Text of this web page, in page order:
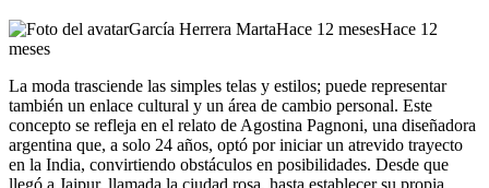
García Herrera MartaHace 12 mesesHace 12
meses
La moda trasciende las simples telas y estilos; puede representar
también un enlace cultural y un área de cambio personal. Este
concepto se refleja en el relato de Agostina Pagnoni, una diseñadora
argentina que, a solo 24 años, optó por iniciar un atrevido trayecto
en la India, convirtiendo obstáculos en posibilidades. Desde que
llegó a Jaipur, llamada la ciudad rosa, hasta establecer su propia